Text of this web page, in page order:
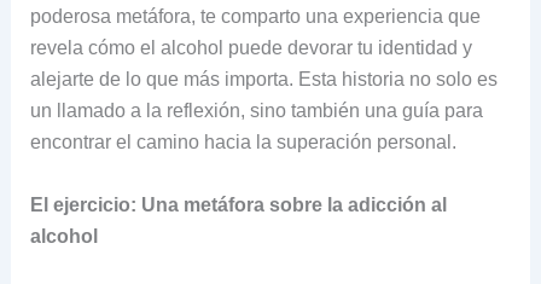
poderosa metáfora, te comparto una experiencia que
revela cómo el alcohol puede devorar tu identidad y
alejarte de lo que más importa. Esta historia no solo es
un llamado a la reflexión, sino también una guía para
encontrar el camino hacia la superación personal.
El ejercicio: Una metáfora sobre la adicción al
alcohol